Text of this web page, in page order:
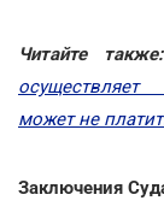
Читайте также:
осуществляет
может не
Заключения